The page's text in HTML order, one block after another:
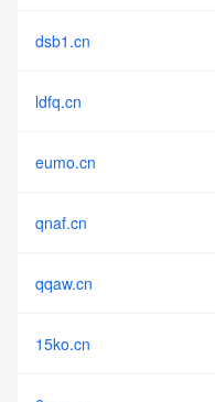
dsb1.cn
ldfq.cn
eumo.cn
qnaf.cn
qqaw.cn
15ko.cn